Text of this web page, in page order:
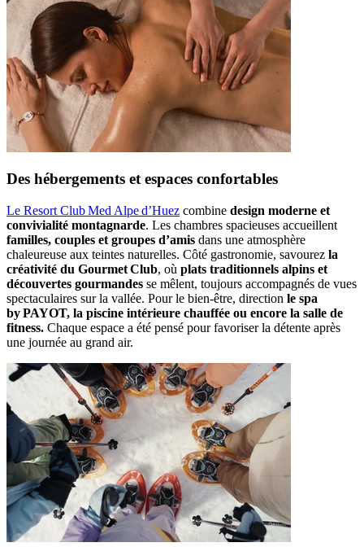
Des hébergements et espaces confortables
Le Resort Club Med Alpe d’Huez combine design moderne et
convivialité montagnarde. Les chambres spacieuses accueillent
familles, couples et groupes d’amis dans une atmosphère
chaleureuse aux teintes naturelles. Côté gastronomie, savourez la
créativité du Gourmet Club, où plats traditionnels alpins et
découvertes gourmandes se mêlent, toujours accompagnés de vues
spectaculaires sur la vallée. Pour le bien‑être, direction le spa
by PAYOT, la piscine intérieure chauffée ou encore la salle de
fitness. Chaque espace a été pensé pour favoriser la détente après
une journée au grand air.